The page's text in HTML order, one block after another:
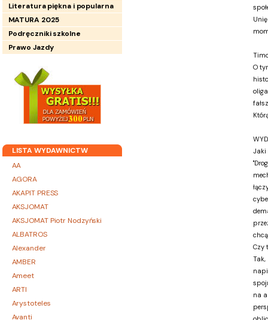
Literatura piękna i popularna
MATURA 2025
Podręczniki szkolne
Prawo Jazdy
LISTA WYDAWNICTW
AA
AGORA
AKAPIT PRESS
AKSJOMAT
AKSJOMAT Piotr Nodzyński
ALBATROS
Alexander
AMBER
Ameet
ARTI
Arystoteles
Avanti
O
Jaki
Czy
Tak,
na